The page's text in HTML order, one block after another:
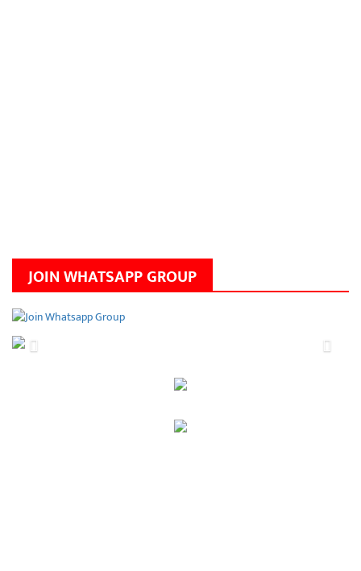
JOIN WHATSAPP GROUP
Previous Next